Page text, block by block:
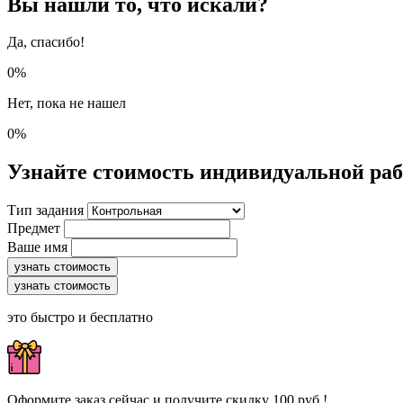
Да, спасибо!
0%
Нет, пока не нашел
0%
Узнайте стоимость индивидуальной
Тип задания
Предмет
Ваше имя
узнать стоимость
узнать стоимость
это быстро и бесплатно